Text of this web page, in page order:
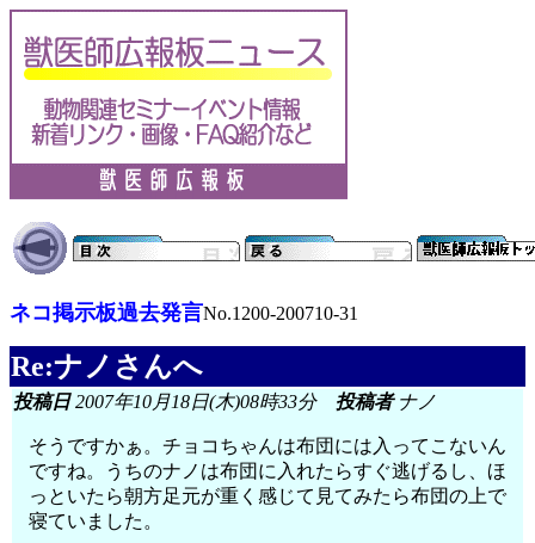
ネコ掲示板過去発言No.1200-200710-31
Re:ナノさんへ
投稿日2007年10月18日(木)08時33分 投稿者ナノ
そうですかぁ。チョコちゃんは布団には入ってこないん
ですね。うちのナノは布団に入れたらすぐ逃げるし、ほ
っといたら朝方足元が重く感じて見てみたら布団の上で
寝ていました。